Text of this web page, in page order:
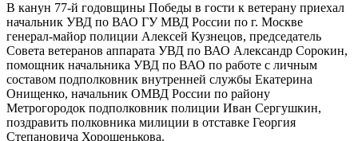
В канун 77-й годовщины Победы в гости к ветерану приехал
начальник УВД по ВАО ГУ МВД России по г. Москве
генерал-майор полиции Алексей Кузнецов, председатель
Совета ветеранов аппарата УВД по ВАО Александр Сорокин,
помощник начальника УВД по ВАО по работе с личным
составом подполковник внутренней службы Екатерина
Онищенко, начальник ОМВД России по району
Метрогородок подполковник полиции Иван Сергушкин,
поздравить полковника милиции в отставке Георгия
Степановича Хорошенькова.